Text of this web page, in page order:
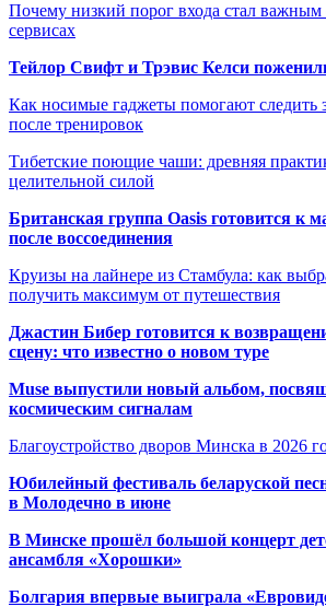
Почему низкий порог входа стал
сервисах
Тейлор Свифт и Трэвис Келси
Как носимые гаджеты помогают следить
после тренировок
Тибетские поющие чаши: древняя
целительной силой
Британская группа Oasis готовится к
после воссоединения
Круизы на лайнере из Стамбула: как
получить максимум от путешествия
Джастин Бибер готовится к
сцену: что известно о новом туре
Muse выпустили новый альбом,
космическим сигналам
Благоустройство дворов Минска в 2026
Юбилейный фестиваль беларуской
в Молодечно в июне
В Минске прошёл большой концерт
ансамбля «Хорошки»
Болгария впервые выиграла